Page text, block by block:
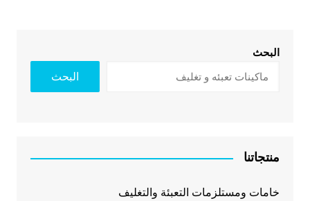
البحث
البحث
منتجاتنا
خامات ومستلزمات التعبئة والتغليف